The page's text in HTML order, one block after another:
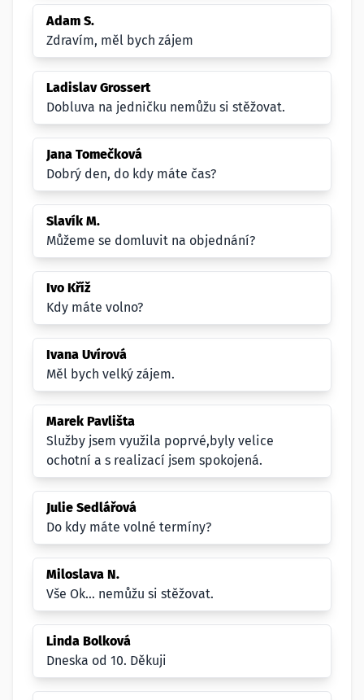
Adam S.
Zdravím, měl bych zájem
Ladislav Grossert
Dobluva na jedničku nemůžu si stěžovat.
Jana Tomečková
Dobrý den, do kdy máte čas?
Slavík M.
Můžeme se domluvit na objednání?
Ivo Kříž
Kdy máte volno?
Ivana Uvírová
Měl bych velký zájem.
Marek Pavlišta
Služby jsem využila poprvé,byly velice
ochotní a s realizací jsem spokojená.
Julie Sedlářová
Do kdy máte volné termíny?
Miloslava N.
Vše Ok... nemůžu si stěžovat.
Linda Bolková
Dneska od 10. Děkuji